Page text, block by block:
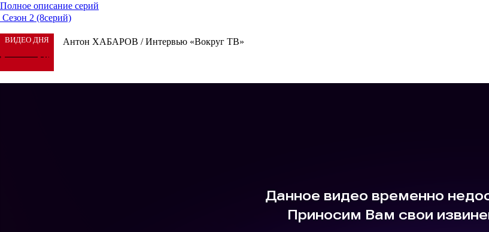
Полное описание серий
Сезон 2 (8серий)
ВИДЕО ДНЯ Антон ХАБАРОВ / Интервью «Вокруг ТВ»